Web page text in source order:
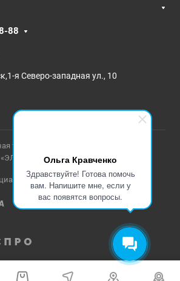
Ольга Кравченко
Здравствуйте! Готова помочь
вам. Напишите мне, если у
вас появятся вопросы.
88
я Северо-западная ул., 10
техника и промышленная
«ЭЛЕКТРОПРИВОД»